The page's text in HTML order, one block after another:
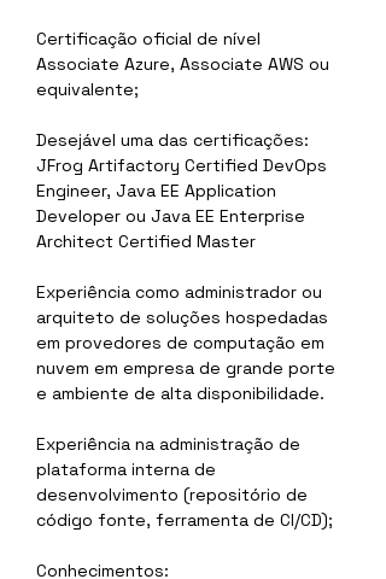
Certificação oficial de nível
Associate Azure, Associate AWS ou
equivalente;
Desejável uma das certificações:
JFrog Artifactory Certified DevOps
Engineer, Java EE Application
Developer ou Java EE Enterprise
Architect Certified Master
Experiência como administrador ou
arquiteto de soluções hospedadas
em provedores de computação em
nuvem em empresa de grande porte
e ambiente de alta disponibilidade.
Experiência na administração de
plataforma interna de
desenvolvimento (repositório de
código fonte, ferramenta de CI/CD);
Conhecimentos: